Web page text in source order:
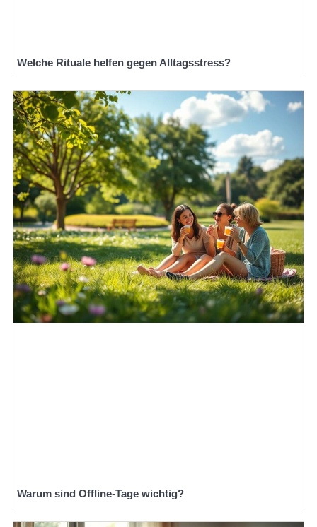
Welche Rituale helfen gegen Alltagsstress?
Warum sind Offline-Tage wichtig?